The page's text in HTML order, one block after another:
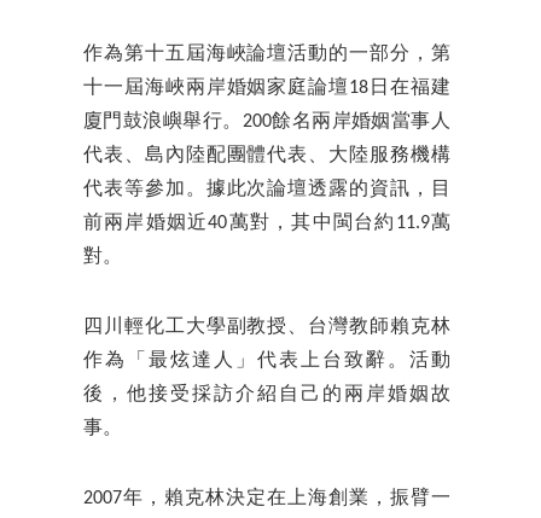
作為第十五屆海峽論壇活動的一部分，第
十一屆海峽兩岸婚姻家庭論壇18日在福建
廈門鼓浪嶼舉行。200餘名兩岸婚姻當事人
代表、島內陸配團體代表、大陸服務機構
代表等參加。據此次論壇透露的資訊，目
前兩岸婚姻近40萬對，其中閩台約11.9萬
對。
四川輕化工大學副教授、台灣教師賴克林
作為「最炫達人」代表上台致辭。活動
後，他接受採訪介紹自己的兩岸婚姻故
事。
2007年，賴克林決定在上海創業，振臂一